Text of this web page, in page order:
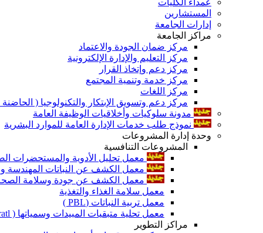
المستشارين
إدارات الجامعة
مراكز الجامعة
مركز ضمان الجودة والاعتماد
مركز التعليم والإدارة الإلكترونية
مركز دعم وإتخاذ القرار
مركز خدمة وتنمية المجتمع
مركز اللغات
مركز دعم وتسويق الإبتكار والتكنولوجيا ( الحاضنة
مدونة سلوكيات وأخلاقيات الوظيفة العامة
نموذج طلب خدمات الإدارة العامة للموارد البشرية
وحدة إدارة المشروعات
المشروعات التنافسية
معمل تحليل الأدوية والمستحضرات
معمل الكشف عن النباتات المهندسة
معمل الكشف عن جودة وسلامة الصحة
معمل سلامة الغذاء والتغذية
معمل تربية النباتات (PBL )
معمل تحلية متبقيات المبيدات وسمياتها ( Pratl )
مراكز التطوير